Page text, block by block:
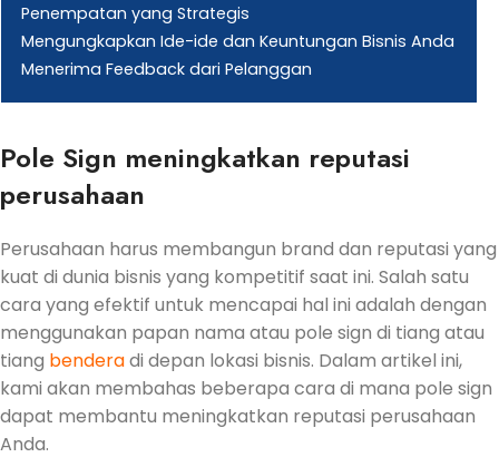
Penempatan yang Strategis
Mengungkapkan Ide-ide dan Keuntungan Bisnis Anda
Menerima Feedback dari Pelanggan
Pole Sign meningkatkan reputasi
perusahaan
Perusahaan harus membangun brand dan reputasi yang
kuat di dunia bisnis yang kompetitif saat ini. Salah satu
cara yang efektif untuk mencapai hal ini adalah dengan
menggunakan papan nama atau pole sign di tiang atau
tiang benderadi depan lokasi bisnis. Dalam artikel ini,
kami akan membahas beberapa cara di mana pole sign
dapat membantu meningkatkan reputasi perusahaan
Anda.